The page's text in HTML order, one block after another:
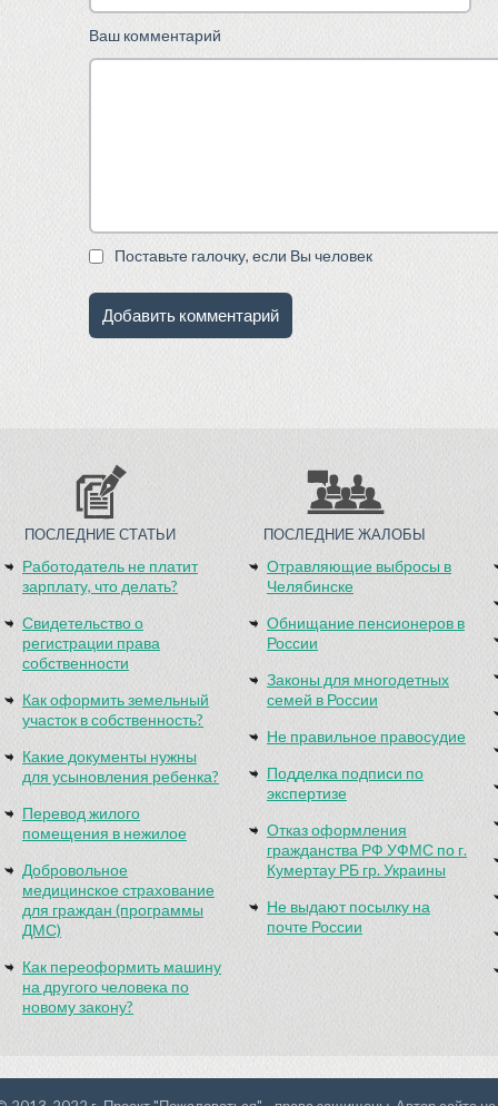
Ваш комментарий
Поставьте галочку, если Вы человек
ПОСЛЕДНИЕ СТАТЬИ
Работодатель не платит
зарплату, что делать?
Свидетельство о
регистрации права
собственности
Как оформить земельный
участок в собственность?
Какие документы нужны
для усыновления ребенка?
Перевод жилого
помещения в нежилое
Добровольное
медицинское страхование
для граждан (программы
ДМС)
Как переоформить машину
на другого человека по
новому закону?
ПОСЛЕДНИЕ ЖАЛОБЫ
Отравляющие выбросы в
Челябинске
Обнищание пенсионеров в
России
Законы для многодетных
семей в России
Не правильное правосудие
Подделка подписи по
экспертизе
Отказ оформления
гражданства РФ УФМС по г.
Кумертау РБ гр. Украины
Не выдают посылку на
почте России